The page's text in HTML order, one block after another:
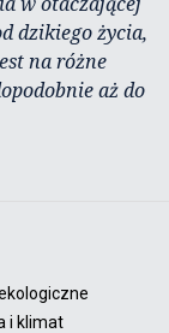
dzikiego życia,
na różne
aż do
i klimat